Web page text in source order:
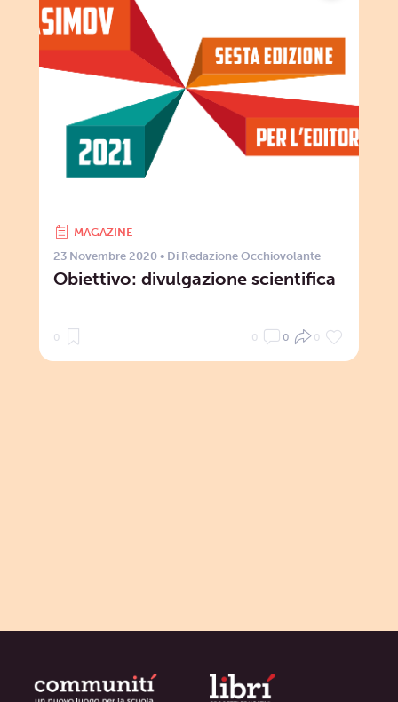
MAGAZINE
23 Novembre 2020 • Di Redazione Occhiovolante
Obiettivo: divulgazione scientifica
0 0 0 0